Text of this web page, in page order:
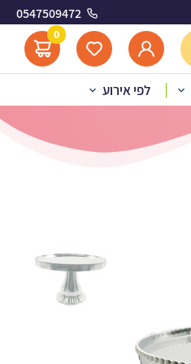
0547509472
0
לפי אירוע